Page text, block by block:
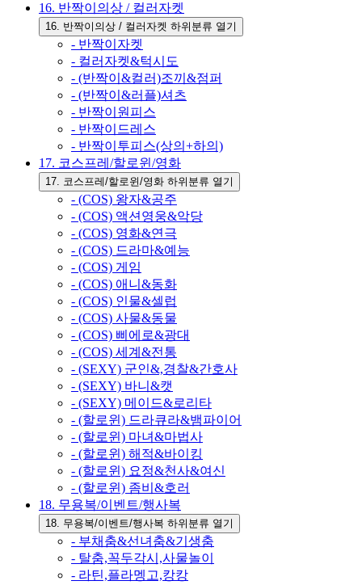
16. 반짝이의상 / 컬러자켓
16. 반짝이의상 / 컬러자켓 하위분류 열기
- 반짝이자켓
- 컬러자켓&턱시도
- (반짝이&컬러)조끼&점퍼
- (반짝이&러플)셔츠
- 반짝이원피스
- 반짝이드레스
- 반짝이투피스(상의+하의)
17. 코스프레/할로윈/영화
17. 코스프레/할로윈/영화 하위분류 열기
- (COS) 왕자&공주
- (COS) 액션영웅&악당
- (COS) 영화&연극
- (COS) 드라마&예능
- (COS) 게임
- (COS) 애니&동화
- (COS) 인물&셀럽
- (COS) 사물&동물
- (COS) 삐에로&광대
- (COS) 세계&전통
- (SEXY) 군인&,경찰&간호사
- (SEXY) 바니&캣
- (SEXY) 메이드&로리타
- (할로윈) 드라큐라&뱀파이어
- (할로윈) 마녀&마법사
- (할로윈) 해적&바이킹
- (할로윈) 요정&천사&여신
- (할로윈) 좀비&호러
18. 무용복/이벤트/행사복
18. 무용복/이벤트/행사복 하위분류 열기
- 부채춤&선녀춤&기생춤
- 탈춤,꼭두각시,사물놀이
- 라틴,플라멩고,캉캉